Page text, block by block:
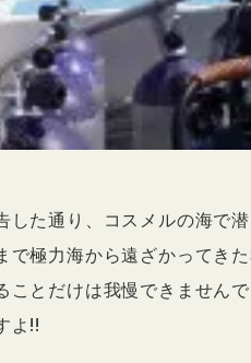
した通り、コスメルの海で
極力海から遠ざかってきた
ことだけは我慢できません
よ!!